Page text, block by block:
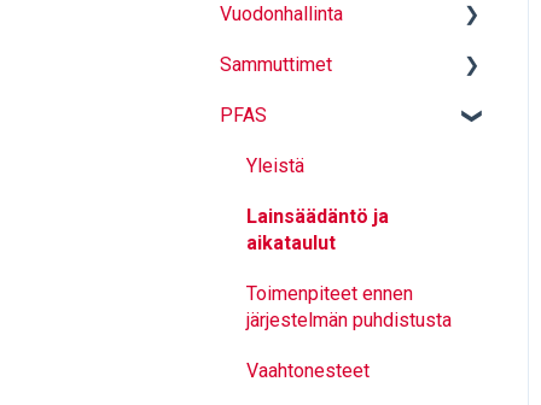
Kapselointikassit
Varusteiden puhdistus -
Mittauksen perusteet
Mittaus
Käyttö ja turvallinen
Vuodonhallinta
Sulkutulpat
Sammuttimet
Sammutintyyppit ja yleistä
Paloluokat
Teholuokat
Lainsäädäntö
Standardit
PFAS
Yleistä
Lainsäädäntö ja
aikataulut
Toimenpiteet ennen
järjestelmän puhdistusta
Vaahtonesteet